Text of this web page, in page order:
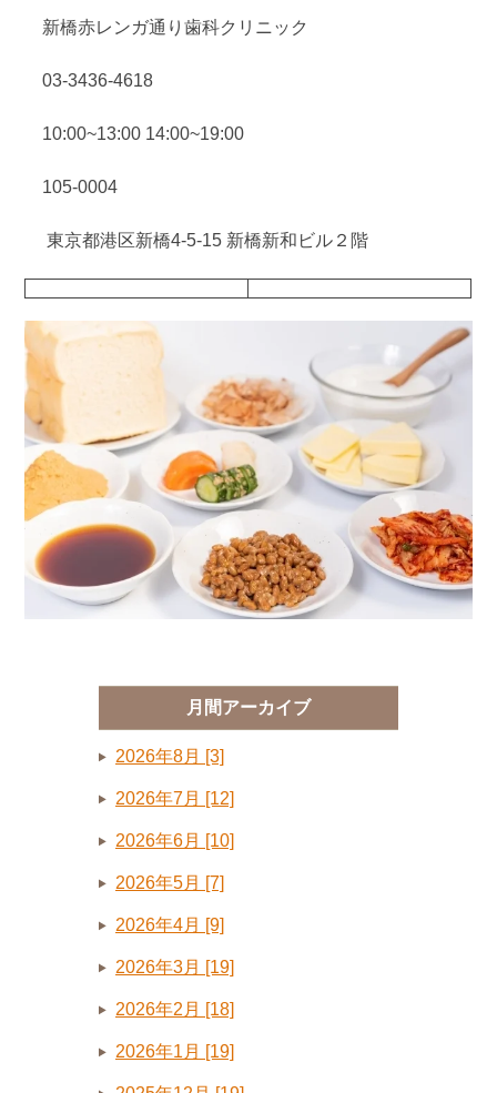
新橋赤レンガ通り歯科クリニック
03-3436-4618
10:00~13:00 14:00~19:00
105-0004
東京都港区新橋4-5-15 新橋新和ビル２階
月間アーカイブ
2026年8月 [3]
2026年7月 [12]
2026年6月 [10]
2026年5月 [7]
2026年4月 [9]
2026年3月 [19]
2026年2月 [18]
2026年1月 [19]